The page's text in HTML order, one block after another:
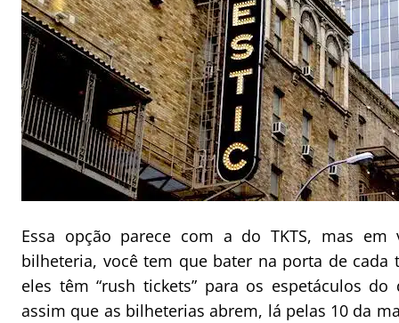
Essa opção parece com a do TKTS, mas
bilheteria, você tem que bater na porta de cada
eles têm “rush tickets” para os espetáculos do
assim que as bilheterias abrem, lá pelas 10 da